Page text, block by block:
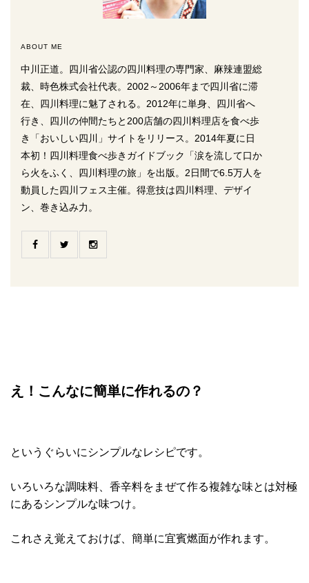
ABOUT ME
中川正道。四川省公認の四川料理の専門家、麻辣連盟総
裁、時色株式会社代表。2002～2006年まで四川省に滞
在、四川料理に魅了される。2012年に単身、四川省へ
行き、四川の仲間たちと200店舗の四川料理店を食べ歩
き「おいしい四川」サイトをリリース。2014年夏に日
本初！四川料理食べ歩きガイドブック「涙を流して口か
ら火をふく、四川料理の旅」を出版。2日間で6.5万人を
動員した四川フェス主催。得意技は四川料理、デザイ
ン、巻き込み力。
え！こんなに簡単に作れるの？
というぐらいにシンプルなレシピです。
いろいろな調味料、香辛料をまぜて作る複雑な味とは対極
にあるシンプルな味つけ。
これさえ覚えておけば、簡単に宜賓燃面が作れます。